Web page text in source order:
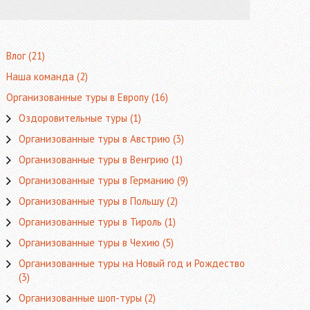
Влог(21)
Наша команда(2)
Организованные туры в Европу(16)
Оздоровительные туры(1)
Организованные туры в Австрию(3)
Организованные туры в Венгрию(1)
Организованные туры в Германию(9)
Организованные туры в Польшу(2)
Организованные туры в Тироль(1)
Организованные туры в Чехию(5)
Организованные туры на Новый год и Рождество
(3)
Организованные шоп-туры(2)